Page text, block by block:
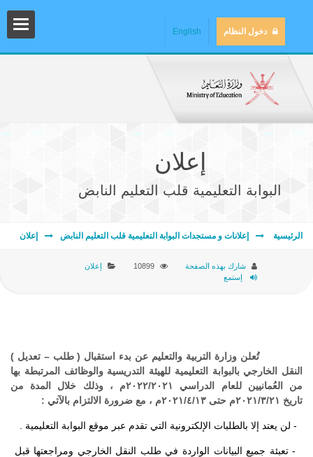
دخول النظام English
إعلان
البوابة التعليمية قلب التعليم النابض
الرئيسية إعلانات و مستجدات البوابة التعليمية قلب التعليم النابض إعلان
شارك بهذه الصفحة 10899
إعلان
إستمع
تُعلن وزارة التربية والتعليم عن بدء استقبال ( طلب – تعديل )
النقل الخارجي بالبوابة التعليمية للهيئة التدريسية والوظائف المرتبطة بها
من العُمانيين للعام الدراسي ٢٠٢٢/٢٠٢١م ، وذلك خلال المدة من
تاريخ ٢٠٢١/٣/٢١م حتى
٢٠٢١/٤/١٣م ، مع ضرورة الالتزام بالآتي :
- لن يعتد إلا بالطلبات الإلكترونية التي تقدم عبر موقع البوابة التعليمية .
- تعبئة جميع البيانات الواردة في طلب النقل الخارجي ومراجعتها قبل